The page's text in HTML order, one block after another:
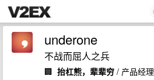
underone
不战而屈人之兵
🏢 抬杠熊，辈辈穷 / 产品经理